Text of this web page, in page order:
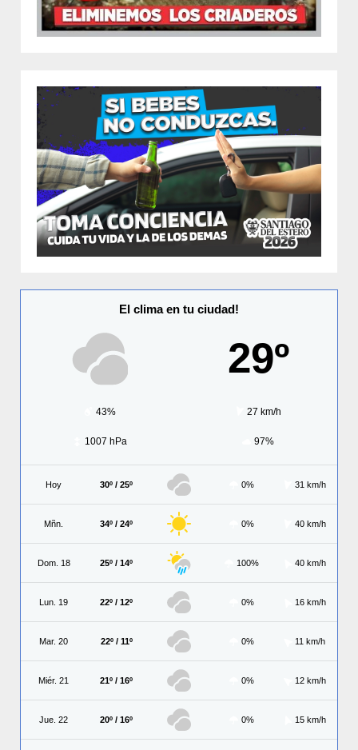
El clima en tu ciudad!
29º
43% 27 km/h
1007 hPa 97%
Hoy 30º / 25º 0% 31 km/h
Mñn. 34º / 24º 0% 40 km/h
Dom. 18 25º / 14º 100% 40 km/h
Lun. 19 22º / 12º 0% 16 km/h
Mar. 20 22º / 11º 0% 11 km/h
Miér. 21 21º / 16º 0% 12 km/h
Jue. 22 20º / 16º 0% 15 km/h